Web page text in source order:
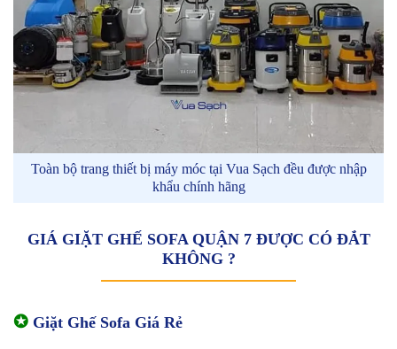
Toàn bộ trang thiết bị máy móc tại Vua Sạch đều được nhập
khẩu chính hãng
GIÁ GIẶT GHẾ SOFA QUẬN 7 ĐƯỢC CÓ ĐẮT
KHÔNG ?
✪ Giặt Ghế Sofa Giá Rẻ